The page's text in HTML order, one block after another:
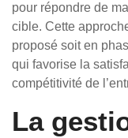
pour répondre de
cible. Cette
proposé soit en
qui favorise la
compétitivité de
La